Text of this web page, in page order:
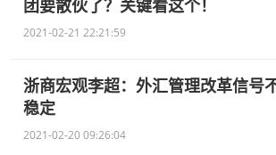
团要散伙了？关键看这个！
2021-02-21 22:21:59
浙商宏观李超：外汇管理改革信号
稳定
2021-02-20 09:26:04